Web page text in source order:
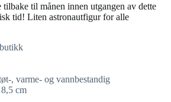
til månen innen utgangen av dette
tid! Liten astronautfigur for alle
, varme- og vannbestandig
cm